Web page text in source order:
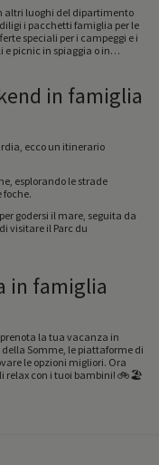
altri luoghi del dipartimento
i pacchetti famiglia per le
speciali per i campeggi e i
picnic in spiaggia o in
in famiglia
ecco un itinerario
esplorando le strade
foche.
godersi il mare, seguita da
visitare il Parc du
in famiglia
la tua vacanza in
Somme, le piattaforme di
le opzioni migliori. Ora
relax con i tuoi bambini! 🚲🏖️